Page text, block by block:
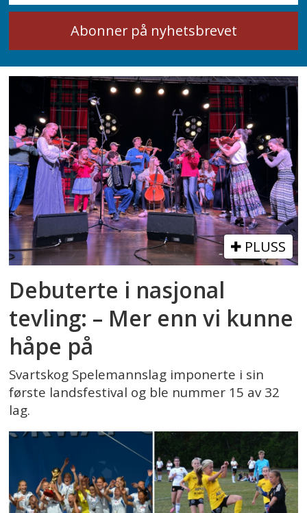
PLUSS
Debuterte i nasjonal
tevling: – Mer enn vi kunne
håpe på
Svartskog Spelemannslag imponerte i sin
første landsfestival og ble nummer 15 av 32
lag.